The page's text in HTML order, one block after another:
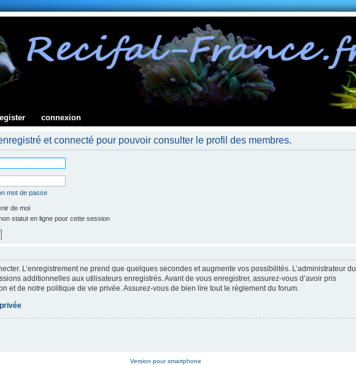
connexion
et connecté pour pouvoir consulter le profil des membres.
mot de passe
de moi
statut en ligne pour cette session
L’enregistrement ne prend que quelques secondes et augmente vos possibilités. L’administrateur du
additionnelles aux utilisateurs enregistrés. Avant de vous enregistrer, assurez-vous d’avoir pris
et de notre politique de vie privée. Assurez-vous de bien lire tout le règlement du forum.
Version pour smartphone